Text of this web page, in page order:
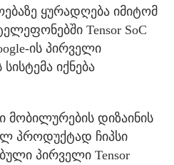
ყურადღება იმიტომ
Tensor SoC
ის პირველი
იქნება
მობილურების დიზაინის
პროდუქტად ჩიპსი
პირველი Tensor